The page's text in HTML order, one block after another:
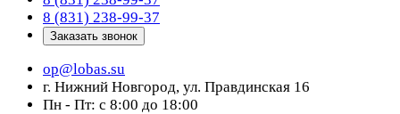
8 (831) 238-99-37
Заказать звонок
op@lobas.su
г. Нижний Новгород, ул. Правдинская 16
Пн - Пт: с 8:00 до 18:00